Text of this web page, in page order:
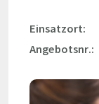
Einsatzort:
Angebotsnr.: